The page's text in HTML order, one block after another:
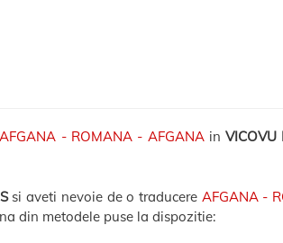
AFGANA - ROMANA - AFGANA inVICOVU
si aveti nevoie de o traducere AFGANA -
din metodele puse la dispozitie: